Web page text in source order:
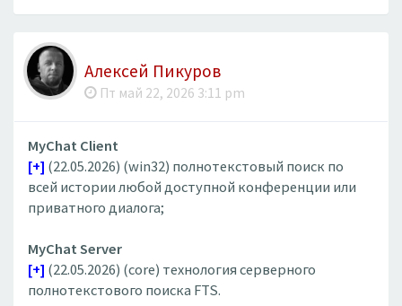
Алексей Пикуров
Пт май 22, 2026 3:11 pm
MyChat Client
[+] (22.05.2026) (win32) полнотекстовый поиск по
всей истории любой доступной конференции или
приватного диалога;
MyChat Server
[+] (22.05.2026) (core) технология серверного
полнотекстового поиска FTS.